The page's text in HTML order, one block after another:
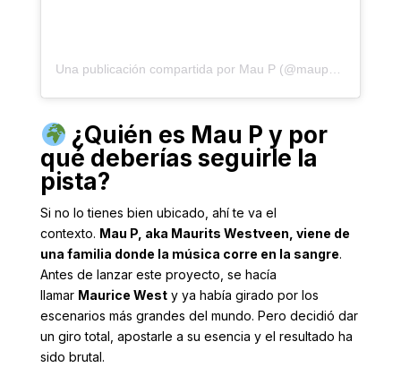
¿Quién es Mau P y por
qué deberías seguirle la
pista?
Si no lo tienes bien ubicado, ahí te va el
contexto. Mau P, aka Maurits Westveen, viene de
una familia donde la música corre en la sangre.
Antes de lanzar este proyecto, se hacía
llamar Maurice Westy ya había girado por los
escenarios más grandes del mundo. Pero decidió dar
un giro total, apostarle a su esencia y el resultado ha
sido brutal.